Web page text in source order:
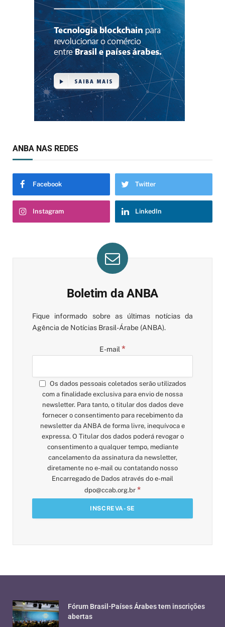
ANBA NAS REDES
Facebook Twitter
Instagram LinkedIn
Boletim da ANBA
Fique informado sobre as últimas notícias da
Agência de Notícias Brasil-Árabe (ANBA).
E-mail*
Os dados pessoais coletados serão utilizados
com a finalidade exclusiva para envio de nossa
newsletter. Para tanto, o titular dos dados deve
fornecer o consentimento para recebimento da
newsletter da ANBA de forma livre, inequívoca e
expressa. O Titular dos dados poderá revogar o
consentimento a qualquer tempo, mediante
cancelamento da assinatura da newsletter,
diretamente no e-mail ou contatando nosso
Encarregado de Dados através do e-mail
dpo@ccab.org.br *
Fórum Brasil-Países Árabes tem inscrições
abertas